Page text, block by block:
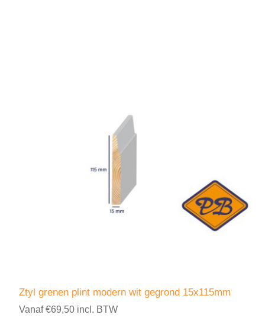
Ztyl grenen plint modern wit gegrond 15x115mm
Vanaf €69,50 incl. BTW